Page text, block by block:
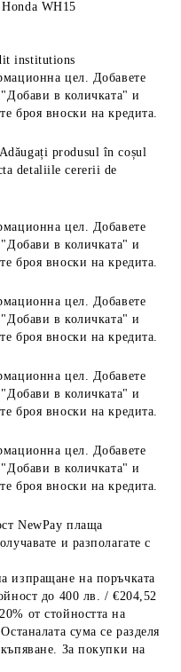
WH15
institutions
цел. Добавете
в количката" и
броя вноски на кредита.
produsul în coșul
detaliile cererii de
цел. Добавете
в количката" и
броя вноски на кредита.
цел. Добавете
в количката" и
броя вноски на кредита.
цел. Добавете
в количката" и
броя вноски на кредита.
цел. Добавете
в количката" и
броя вноски на кредита.
NewPay плаща
и разполагате с
изпращане на поръчката
до 400 лв. / €204,52
от стойността на
сума се разделя
За покупки на